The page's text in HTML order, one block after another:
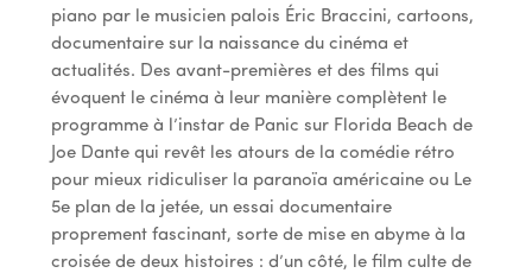
piano par le musicien palois Éric Braccini, cartoons,
documentaire sur la naissance du cinéma et
actualités. Des avant-premières et des films qui
évoquent le cinéma à leur manière complètent le
programme à l’instar de Panic sur Florida Beach de
Joe Dante qui revêt les atours de la comédie rétro
pour mieux ridiculiser la paranoïa américaine ou Le
5e plan de la jetée, un essai documentaire
proprement fascinant, sorte de mise en abyme à la
croisée de deux histoires : d’un côté, le film culte de